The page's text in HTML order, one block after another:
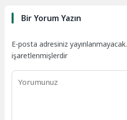
Bir Yorum Yazın
E-posta adresiniz yayınlanmayacak.
işaretlenmişlerdir